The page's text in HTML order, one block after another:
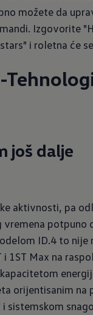
možete da
Izgovorite
i roletna će
još dalje
aktivnosti, pa
vremena potpuno
ID.4 to nije
i 1ST Max na
orijentisanim na
sistemskom